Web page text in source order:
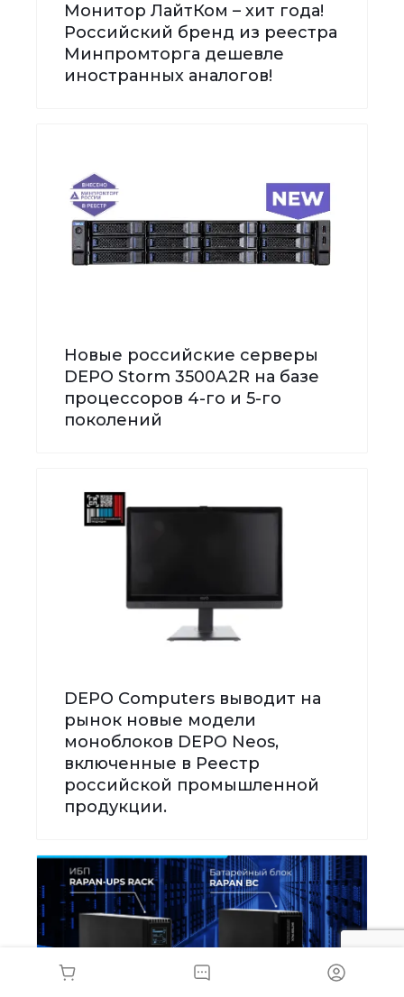
Монитор ЛайтКом – хит года!
Российский бренд из реестра
Минпромторга дешевле
иностранных аналогов!
Новые российские серверы
DEPO Storm 3500А2R на базе
процессоров 4-го и 5-го
поколений
DEPO Computers выводит на
рынок новые модели
моноблоков DEPO Neos,
включенные в Реестр
российской промышленной
продукции.